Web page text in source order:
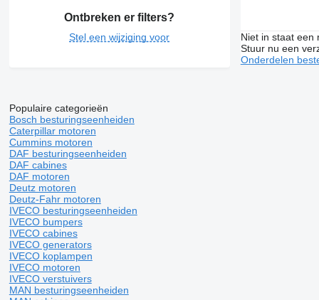
Ontbreken er filters?
Stel een wijziging voor
Niet in staat een
Stuur nu een
Onderdelen
Populaire categorieën
Bosch besturingseenheiden
Caterpillar motoren
Cummins motoren
DAF besturingseenheiden
DAF cabines
DAF motoren
Deutz motoren
Deutz-Fahr motoren
IVECO besturingseenheiden
IVECO bumpers
IVECO cabines
IVECO generators
IVECO koplampen
IVECO motoren
IVECO verstuivers
MAN besturingseenheiden